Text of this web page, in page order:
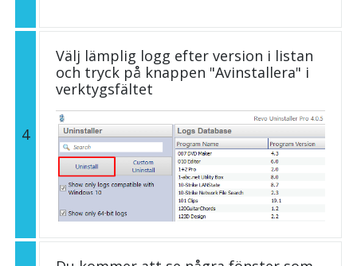
4
Välj lämplig logg efter version i listan
och tryck på knappen "Avinstallera" i
verktygsfältet